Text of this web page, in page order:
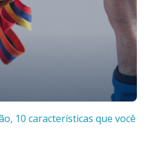
10 características que você